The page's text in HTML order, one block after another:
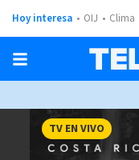
Hoy interesa OIJ Clima
TV EN VIVO